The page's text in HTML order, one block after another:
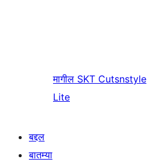
मागील SKT Cutsnstyle
Lite
बद्दल
बातम्या